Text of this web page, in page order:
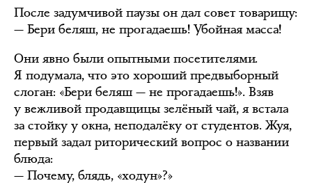
После задумчивой паузы он дал совет товарищу:
— Бери беляш, не прогадаешь! Убойная масса!
Они явно были опытными посетителями.
Я подумала, что это хороший предвыборный
слоган: «Бери беляш — не прогадаешь!». Взяв
у вежливой продавщицы зелёный чай, я встала
за стойку у окна, неподалёку от студентов. Жуя,
первый задал риторический вопрос о названии
блюда:
— Почему, блядь, «ходун»?»